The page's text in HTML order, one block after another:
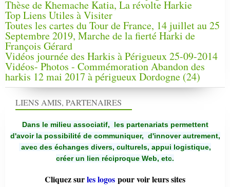
Thèse de Khemache Katia, La révolte Harkie
Top Liens Utiles à Visiter
Toutes les cartes du Tour de France, 14 juillet au 25
Septembre 2019, Marche de la fierté Harki de
François Gérard
Vidéos journée des Harkis à Périgueux 25-09-2014
Vidéos- Photos - Commémoration Abandon des
harkis 12 mai 2017 à périgueux Dordogne (24)
LIENS AMIS, PARTENAIRES
Dans le milieu associatif, les partenariats permettent
d'avoir la possibilité de communiquer, d'innover autrement,
avec des échanges divers, culturels, appui logistique,
créer un lien réciproque Web, etc.
Cliquez surles logos pour voir leurs sites